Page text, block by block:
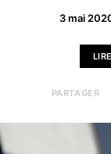
3 mai
PARTAGER